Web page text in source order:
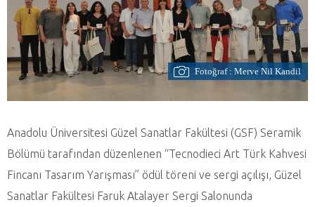
Fotoğraf : Merve Nil Kandil
Anadolu Üniversitesi Güzel Sanatlar Fakültesi (GSF) Seramik
Bölümü tarafından düzenlenen “Tecnodieci Art Türk Kahvesi
Fincanı Tasarım Yarışması” ödül töreni ve sergi açılışı, Güzel
Sanatlar Fakültesi Faruk Atalayer Sergi Salonunda